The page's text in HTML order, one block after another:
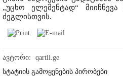
„უცხო ელემენტად“
ძეგლისთვის.
ავტორი:
qartli.ge
სტატიის გამოყენების პირობები